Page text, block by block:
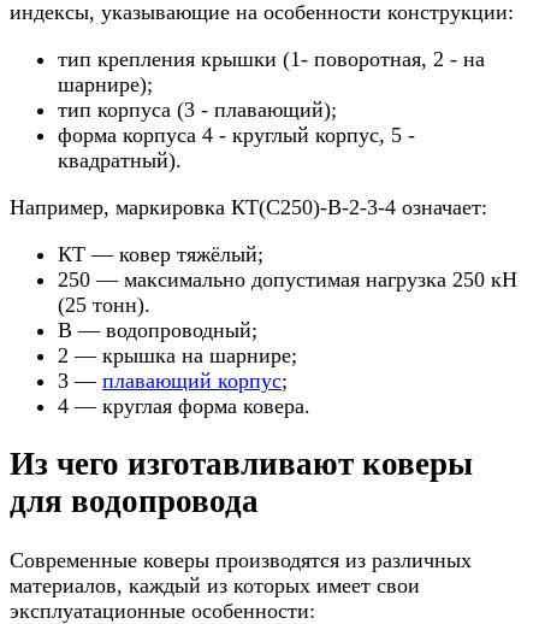
индексы, указывающие на особенности конструкции:
тип крепления крышки (1- поворотная, 2 - на
шарнире);
тип корпуса (3 - плавающий);
форма корпуса 4 - круглый корпус, 5 -
квадратный).
Например, маркировка КТ(С250)-В-2-3-4 означает:
КТ — ковер тяжёлый;
250 — максимально допустимая нагрузка 250 кН
(25 тонн).
В — водопроводный;
2 — крышка на шарнире;
3 — плавающий корпус;
4 — круглая форма ковера.
Из чего изготавливают коверы
для водопровода
Современные коверы производятся из различных
материалов, каждый из которых имеет свои
эксплуатационные особенности: